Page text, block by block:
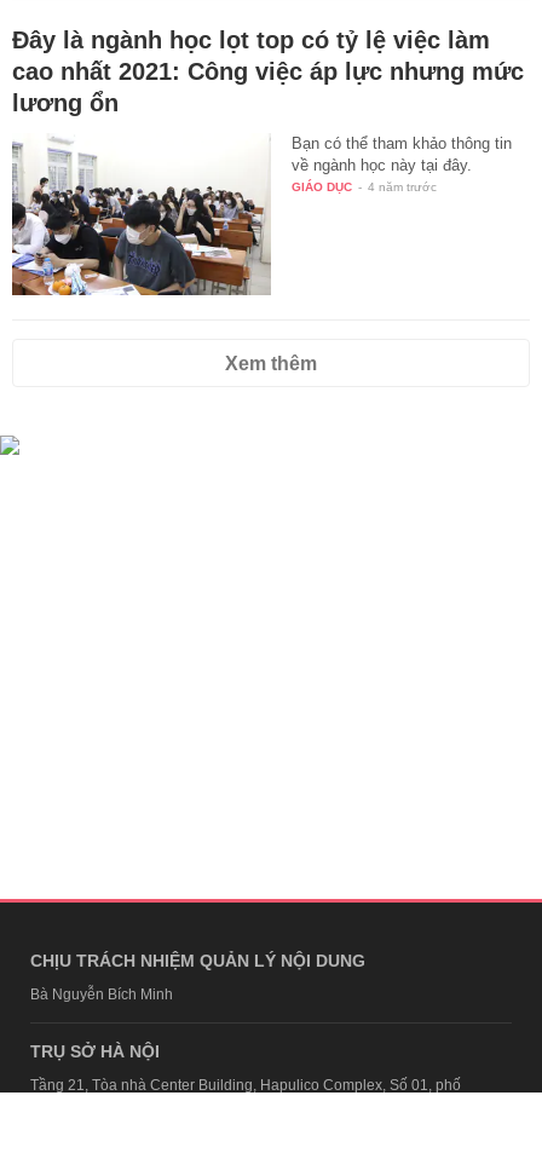
Đây là ngành học lọt top có tỷ lệ việc làm
cao nhất 2021: Công việc áp lực nhưng mức
lương ổn
Bạn có thể tham khảo thông tin
về ngành học này tại đây.
GIÁO DỤC - 4 năm trước
Xem thêm
CHỊU TRÁCH NHIỆM QUẢN LÝ NỘI DUNG
Bà Nguyễn Bích Minh
TRỤ SỞ HÀ NỘI
Tầng 21, Tòa nhà Center Building, Hapulico Complex, Số 01, phố